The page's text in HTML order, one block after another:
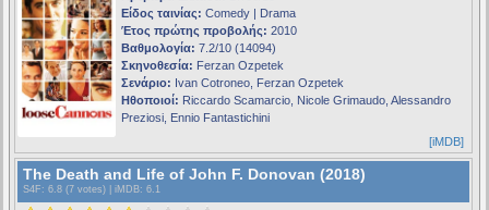
Είδος ταινίας: Comedy | Drama
Έτος πρώτης προβολής: 2010
Βαθμολογία: 7.2/10 (14094)
Σκηνοθεσία: Ferzan Ozpetek
Σενάριο: Ivan Cotroneo, Ferzan Ozpetek
Ηθοποιοί: Riccardo Scamarcio, Nicole Grimaudo, Alessandro
Preziosi, Ennio Fantastichini
[iMDB]
The Death and Life of John F. Donovan (2018)
S4F : 6.8 (7 votes) | iMDB: 6.1